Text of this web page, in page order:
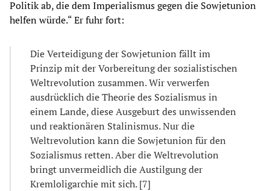
Politik ab, die dem Imperialismus gegen die Sowjetunion
helfen würde.“ Er fuhr fort:
Die Verteidigung der Sowjetunion fällt im
Prinzip mit der Vorbereitung der sozialistischen
Weltrevolution zusammen. Wir verwerfen
ausdrücklich die Theorie des Sozialismus in
einem Lande, diese Ausgeburt des unwissenden
und reaktionären Stalinismus. Nur die
Weltrevolution kann die Sowjetunion für den
Sozialismus retten. Aber die Weltrevolution
bringt unvermeidlich die Austilgung der
Kremloligarchie mit sich. [7]